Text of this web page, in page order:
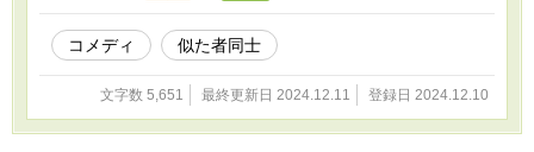
コメディ 似た者同士
文字数 5,651 最終更新日 2024.12.11 登録日 2024.12.10